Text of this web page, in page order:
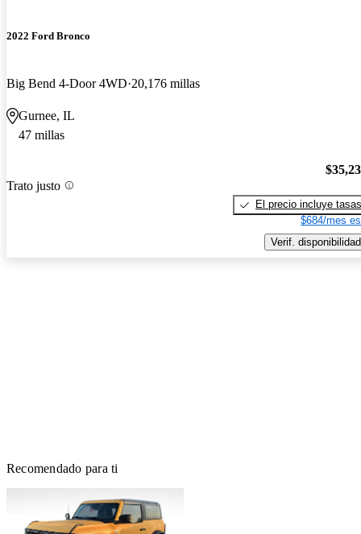
2022 Ford Bronco
Big Bend 4-Door 4WD 20,176 millas
Gurnee, IL
47 millas
Trato justo
El precio incluye tasas
$684/mes
Verif. disponibilidad
Recomendado para ti